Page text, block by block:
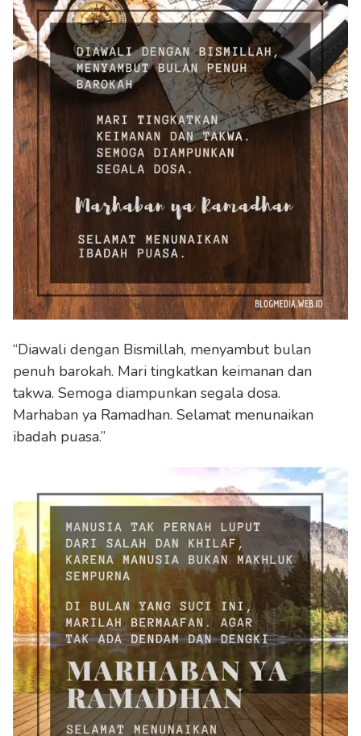
“Diawali dengan Bismillah, menyambut bulan
penuh barokah. Mari tingkatkan keimanan dan
takwa. Semoga diampunkan segala dosa.
Marhaban ya Ramadhan. Selamat menunaikan
ibadah puasa.”